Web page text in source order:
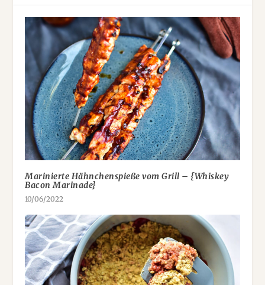
Marinierte Hähnchenspieße vom Grill – {Whiskey
Bacon Marinade}
10/06/2022